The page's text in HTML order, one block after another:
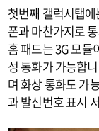
첫번째 갤럭시탭
폰과 마찬가지로
홈 패드는 3G 모듈
성 통화가 가능합
며 화상 통화도 가
과 발신번호 표시